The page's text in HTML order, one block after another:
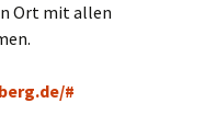
Ort mit allen
#